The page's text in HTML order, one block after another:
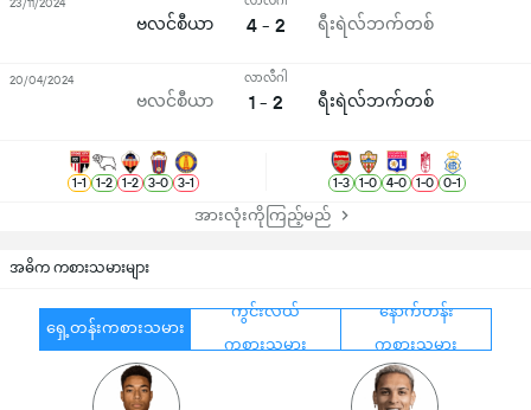
အဓိက ကစားသမားများ
ရှေ့တန်းကစားသမား
ကွင်းလယ်
ကစားသမား
နောက်တန်း
ကစားသမား
ဗလင်စီယာ 4 - 2 ရီးရဲလ်ဘက်တစ်
ဗလင်စီယာ
လာလီဂါ
1 - 2 ရီးရဲလ်ဘက်တစ်
20/04/2024
1-1 1-2 1-2 3-0 3-1 1-3 1-0 4-0 1-0 0-1
အားလုံးကိုကြည့်မည်